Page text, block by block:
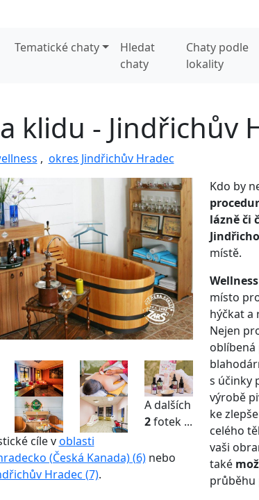
Tematické chaty
Hledat
chaty
Chaty podle
lokality
klidu - Jindřichův
, okres Jindřichův Hradec
A dalších
2fotek ...
cíle voblasti
(Česká Kanada) (6)nebo
Hradec (7).
Kdo by
lázně či
místě.
místo
hýčkat a
Nejen
oblíbená
s účinky
výrobě
ke
celého
vaši
také
průběhu